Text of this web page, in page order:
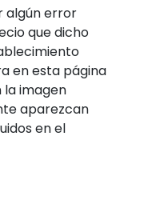
algún error
que dicho
en esta página
la imagen
aparezcan
en el